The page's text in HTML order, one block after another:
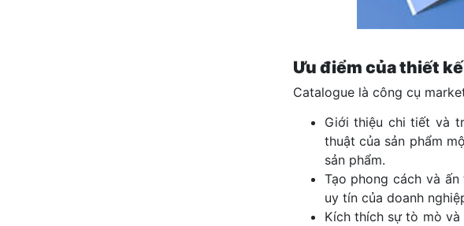
Ưu điểm của thiết
Catalogue là công cụ
Giới thiệu chi tiết và
thuật của sản phẩm
sản phẩm.
Tạo phong cách và
uy tín của doanh
Kích thích sự tò mò